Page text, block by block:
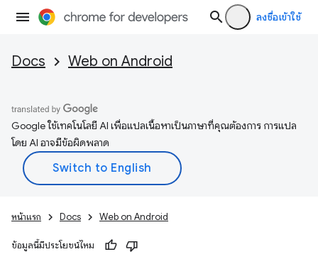
ลงชื่อเข้าใช้
Docs Web on Android
Google ใช้เทคโนโลยี AI เพื่อแปลเนื้อหาเป็นภาษาที่คุณต้องการ การแปล
โดย AI อาจมีข้อผิดพลาด
หน้าแรก Docs Web on Android
ข้อมูลนี้มีประโยชน์ไหม